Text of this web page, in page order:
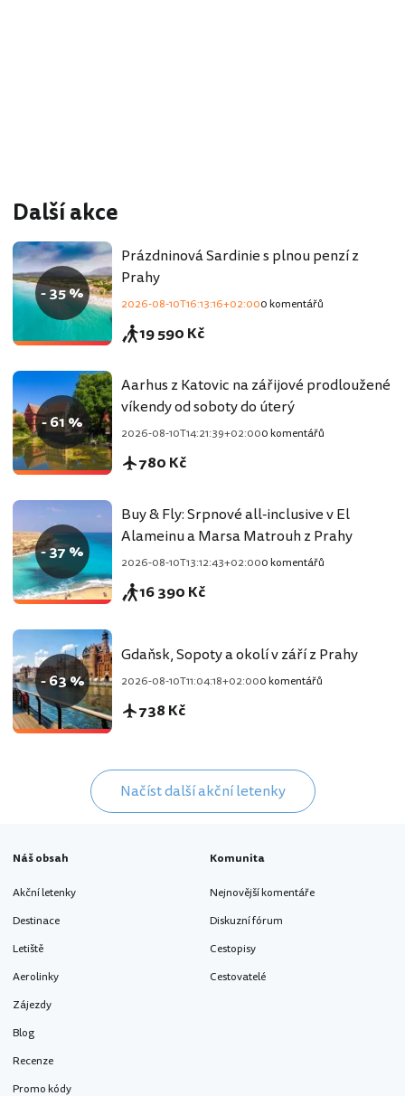
Další akce
- 35 %
Prázdninová Sardinie s plnou penzí z
Prahy
2026-08-10T16:13:16+02:000 komentářů
19 590 Kč
- 61 %
Aarhus z Katovic na zářijové prodloužené
víkendy od soboty do úterý
2026-08-10T14:21:39+02:000 komentářů
780 Kč
- 37 %
Buy & Fly: Srpnové all-inclusive v El
Alameinu a Marsa Matrouh z Prahy
2026-08-10T13:12:43+02:000 komentářů
16 390 Kč
- 63 %
Gdaňsk, Sopoty a okolí v září z Prahy
2026-08-10T11:04:18+02:000 komentářů
738 Kč
Načíst další akční letenky
Náš obsah
Akční letenky
Destinace
Letiště
Aerolinky
Zájezdy
Blog
Recenze
Promo kódy
Komunita
Nejnovější komentáře
Diskuzní fórum
Cestopisy
Cestovatelé